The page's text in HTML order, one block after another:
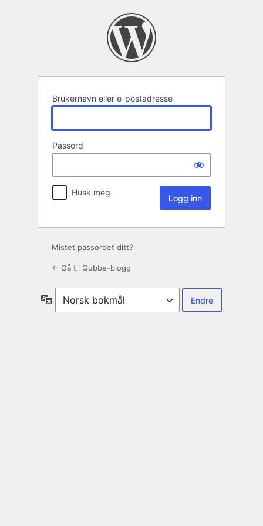
Brukernavn eller e-postadresse
Passord
Husk meg
Mistet passordet ditt?
← Gå til Gubbe-blogg
Språk